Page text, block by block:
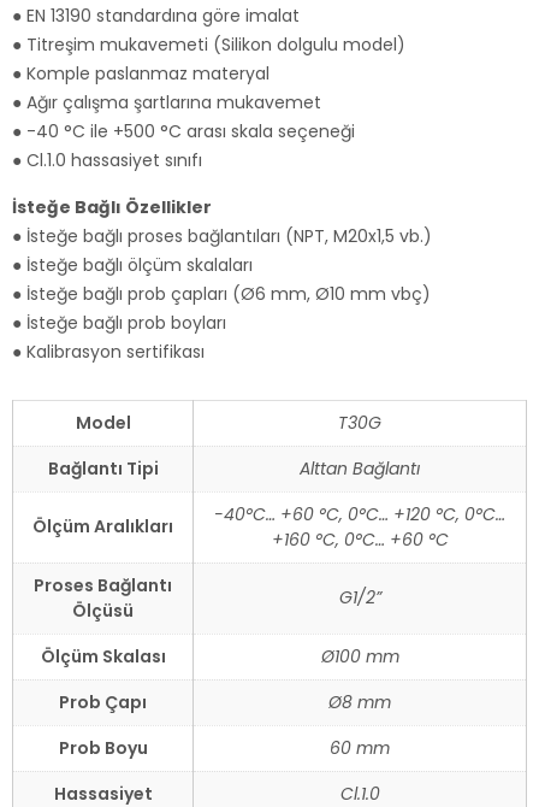
● EN 13190 standardına göre imalat
● Titreşim mukavemeti (Silikon dolgulu model)
● Komple paslanmaz materyal
● Ağır çalışma şartlarına mukavemet
● -40 °C ile +500 °C arası skala seçeneği
● Cl.1.0 hassasiyet sınıfı
İsteğe Bağlı Özellikler
● İsteğe bağlı proses bağlantıları (NPT, M20x1,5 vb.)
● İsteğe bağlı ölçüm skalaları
● İsteğe bağlı prob çapları (Ø6 mm, Ø10 mm vbç)
● İsteğe bağlı prob boyları
● Kalibrasyon sertifikası
Model
T30G
Bağlantı Tipi
Alttan Bağlantı
Ölçüm Aralıkları
-40°C… +60 °C, 0°C… +120 °C, 0°C…
+160 °C, 0°C… +60 °C
Proses Bağlantı
Ölçüsü
G1/2”
Ölçüm Skalası
Ø100 mm
Prob Çapı
Ø8 mm
Prob Boyu
60 mm
Hassasiyet
Cl.1.0